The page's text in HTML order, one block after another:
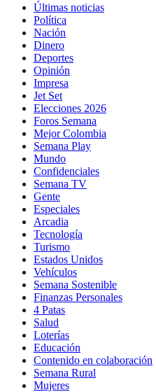
Últimas noticias
Política
Nación
Dinero
Deportes
Opinión
Impresa
Jet Set
Elecciones 2026
Foros Semana
Mejor Colombia
Semana Play
Mundo
Confidenciales
Semana TV
Gente
Especiales
Arcadia
Tecnología
Turismo
Estados Unidos
Vehículos
Semana Sostenible
Finanzas Personales
4 Patas
Salud
Loterías
Educación
Contenido en colaboración
Semana Rural
Mujeres